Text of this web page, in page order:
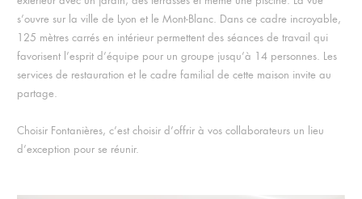
s’ouvre sur la ville de Lyon et le Mont-Blanc. Dans ce cadre incroyable,
125 mètres carrés en intérieur permettent des séances de travail qui
favorisent l’esprit d’équipe pour un groupe jusqu’à 14 personnes. Les
services de restauration et le cadre familial de cette maison invite au
partage.
Choisir Fontanières, c’est choisir d’offrir à vos collaborateurs un lieu
d’exception pour se réunir.